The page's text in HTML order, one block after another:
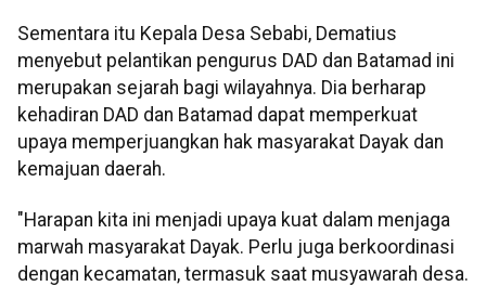
Sementara itu Kepala Desa Sebabi, Dematius
menyebut pelantikan pengurus DAD dan Batamad ini
merupakan sejarah bagi wilayahnya. Dia berharap
kehadiran DAD dan Batamad dapat memperkuat
upaya memperjuangkan hak masyarakat Dayak dan
kemajuan daerah.
"Harapan kita ini menjadi upaya kuat dalam menjaga
marwah masyarakat Dayak. Perlu juga berkoordinasi
dengan kecamatan, termasuk saat musyawarah desa.